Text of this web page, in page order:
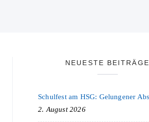
NEUESTE BEITRÄGE
2. August 2026